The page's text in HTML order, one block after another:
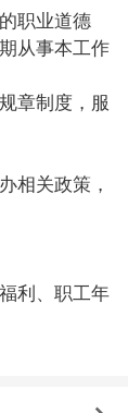
职业道德
从事本工作
章制度，服
相关政策，
利、职工年